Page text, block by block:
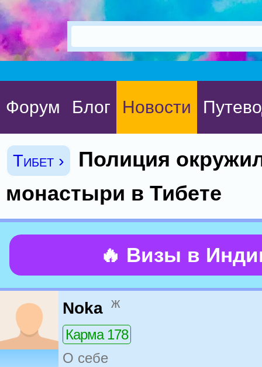
Форум Блог Новости
Тибет ›
Полиция
монастыри в Тибете
🔥 Визы в
Noka ж
Карма 178
О себе